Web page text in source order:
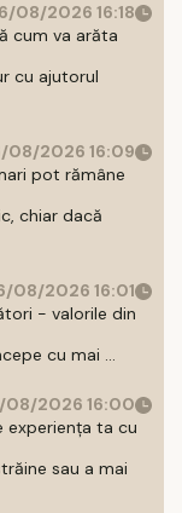
08/2026 16:18
cum va arăta
cu ajutorul
08/2026 16:09
pot rămâne
chiar dacă
08/2026 16:01
- valorile din
cu mai ...
08/2026 16:00
experiența ta cu
sau a mai